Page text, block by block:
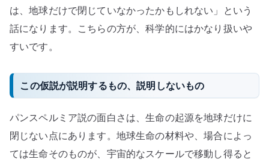
は、地球だけで閉じていなかったかもしれない」という
話になります。こちらの方が、科学的にはかなり扱いや
すいです。
この仮説が説明するもの、説明しないもの
パンスペルミア説の面白さは、生命の起源を地球だけに
閉じない点にあります。地球生命の材料や、場合によっ
ては生命そのものが、宇宙的なスケールで移動し得ると